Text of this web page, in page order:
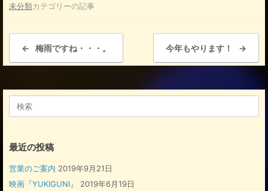
c
e
b
o
o
k
未分類カテゴリーの記事
投稿ナビゲーション
← 梅雨ですね・・・。 今年もやります！ →
検
最近の投稿
営業のご案内 2019年9月21日
映画『YUKIGUNI』
2019年6月19日